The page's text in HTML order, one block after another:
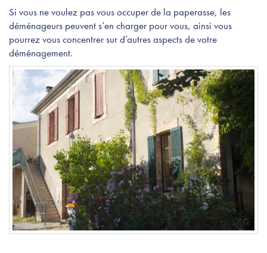
Si vous ne voulez pas vous occuper de la paperasse, les
déménageurs peuvent s’en charger pour vous, ainsi vous
pourrez vous concentrer sur d’autres aspects de votre
déménagement.